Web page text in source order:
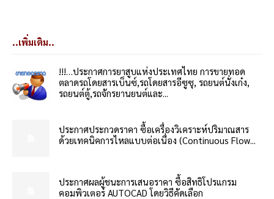
..เพิ่มเติม..
!!!…ประกาศการยาสูบแห่งประเทศไทย การขายทอด
ตลาดรถโดยสารเบ็นซ์,รถโดยสารอีซูซุ, รถยนต์นั่งเก๋ง,
รถยนต์ตู้,รถจักรยานยนต์และ...
ประกาศประกวดราคา ซื้อเครื่องวิเคราะห์ปริมาณสาร
ด้วยเทคนิคการไหลแบบต่อเนื่อง (Continuous Flow...
ประกาศผลผู้ชนะการเสนอราคา ซื้อสิทธิโปรแกรม
คอมพิวเตอร์ AUTOCAD โดยวิธีคัดเลือก